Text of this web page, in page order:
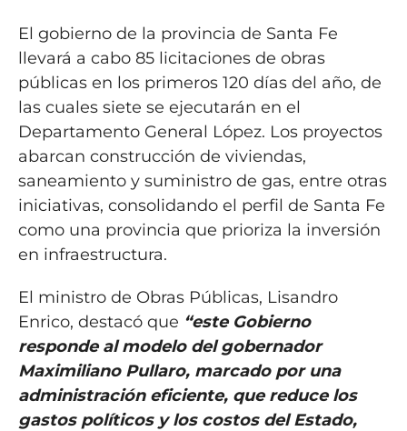
El gobierno de la provincia de Santa Fe
llevará a cabo 85 licitaciones de obras
públicas en los primeros 120 días del año, de
las cuales siete se ejecutarán en el
Departamento General López. Los proyectos
abarcan construcción de viviendas,
saneamiento y suministro de gas, entre otras
iniciativas, consolidando el perfil de Santa Fe
como una provincia que prioriza la inversión
en infraestructura.
El ministro de Obras Públicas, Lisandro
Enrico, destacó que “este Gobierno
responde al modelo del gobernador
Maximiliano Pullaro, marcado por una
administración eficiente, que reduce los
gastos políticos y los costos del Estado,